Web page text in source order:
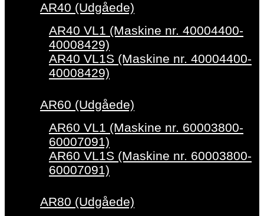
AR40 (Udgåede)
AR40 VL1 (Maskine nr. 40004400-
40008429)
AR40 VL1S (Maskine nr. 40004400-
40008429)
AR60 (Udgåede)
AR60 VL1 (Maskine nr. 60003800-
60007091)
AR60 VL1S (Maskine nr. 60003800-
60007091)
AR80 (Udgåede)